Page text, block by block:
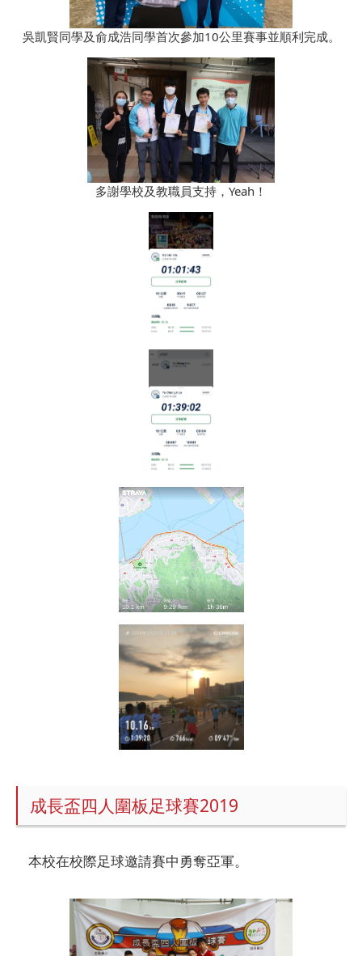
吳凱賢同學及俞成浩同學首次參加10公里賽事並順利完成。
多謝學校及教職員支持，Yeah！
成長盃四人圍板足球賽2019
本校在校際足球邀請賽中勇奪亞軍。